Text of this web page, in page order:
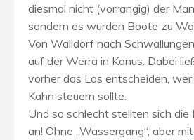
diesmal nicht (vorrangig) der
sondern es wurden Boote zu
Von Walldorf nach
auf der Werra in Kanus. Dabei
vorher das Los entscheiden,
Kahn steuern sollte.
Und so schlecht stellten sich die
an! Ohne „Wassergang“, aber